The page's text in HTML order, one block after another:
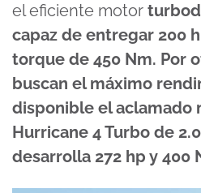
el eficiente motor
capaz de entregar 200
torque de 450 Nm. Por
buscan el máximo
disponible el aclamado
Hurricane 4 Turbo de
desarrolla 272 hp y 400